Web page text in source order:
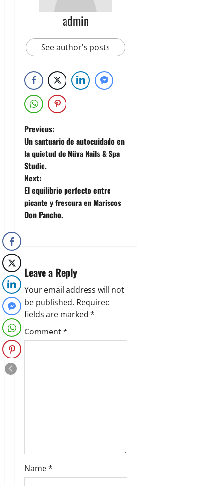
admin
See author's posts
Previous:
Un santuario de autocuidado en
la quietud de Nüva Nails & Spa
Studio.
Next:
El equilibrio perfecto entre
picante y frescura en Mariscos
Don Pancho.
Leave a Reply
Your email address will not
be published. Required
fields are marked *
Comment*
Name*